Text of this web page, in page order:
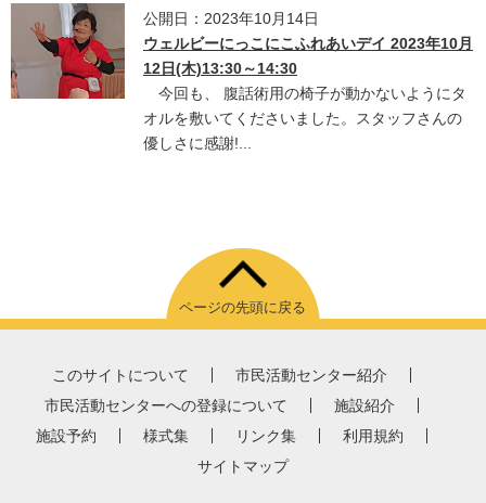
公開日：2023年10月14日
ウェルビーにっこにこふれあいデイ 2023年10月
12日(木)13:30～14:30
今回も、 腹話術用の椅子が動かないようにタ
オルを敷いてくださいました。スタッフさんの
優しさに感謝!...
ページの先頭に戻る
このサイトについて
市民活動センター紹介
市民活動センターへの登録について
施設紹介
施設予約
様式集 リンク集
利用規約
サイトマップ